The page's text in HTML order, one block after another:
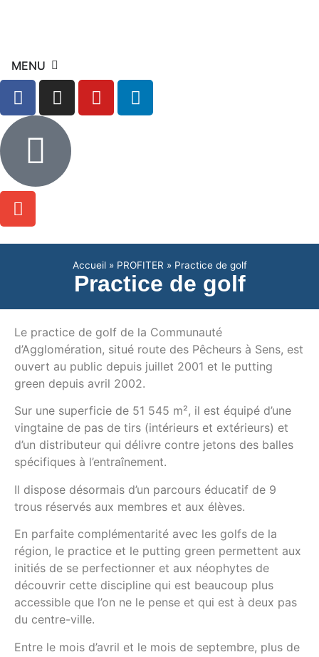
MENU
Accueil» PROFITER » Practice de golf
Practice de golf
Le practice de golf de la Communauté
d’Agglomération, situé route des Pêcheurs à Sens, est
ouvert au public depuis juillet 2001 et le putting
green depuis avril 2002.
Sur une superficie de 51 545 m², il est équipé d’une
vingtaine de pas de tirs (intérieurs et extérieurs) et
d’un distributeur qui délivre contre jetons des balles
spécifiques à l’entraînement.
Il dispose désormais d’un parcours éducatif de 9
trous réservés aux membres et aux élèves.
En parfaite complémentarité avec les golfs de la
région, le practice et le putting green permettent aux
initiés de se perfectionner et aux néophytes de
découvrir cette discipline qui est beaucoup plus
accessible que l’on ne le pense et qui est à deux pas
du centre-ville.
Entre le mois d’avril et le mois de septembre, plus de